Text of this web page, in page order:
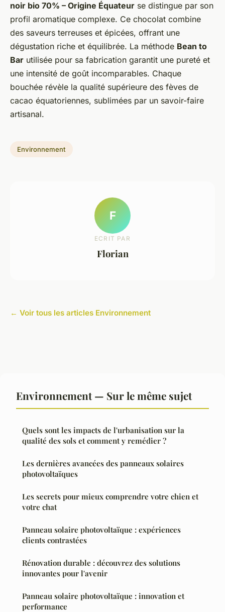
noir bio 70% – Origine Équateur se distingue par son
profil aromatique complexe. Ce chocolat combine
des saveurs terreuses et épicées, offrant une
dégustation riche et équilibrée. La méthode Bean to
Bar utilisée pour sa fabrication garantit une pureté et
une intensité de goût incomparables. Chaque
bouchée révèle la qualité supérieure des fèves de
cacao équatoriennes, sublimées par un savoir-faire
artisanal.
Environnement
F
ECRIT PAR
Florian
← Voir tous les articles Environnement
Environnement — Sur le même sujet
Quels sont les impacts de l'urbanisation sur la
qualité des sols et comment y remédier ?
Les dernières avancées des panneaux solaires
photovoltaïques
Les secrets pour mieux comprendre votre chien et
votre chat
Panneau solaire photovoltaïque : expériences
clients contrastées
Rénovation durable : découvrez des solutions
innovantes pour l'avenir
Panneau solaire photovoltaïque : innovation et
performance